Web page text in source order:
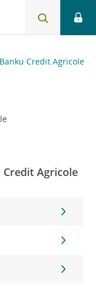
Credit Agricole
Credit Agricole